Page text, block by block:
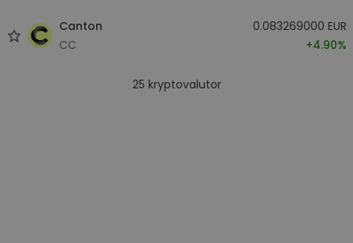
Canton
CC
0.083269000 EUR
+4.90%
25 kryptovalutor